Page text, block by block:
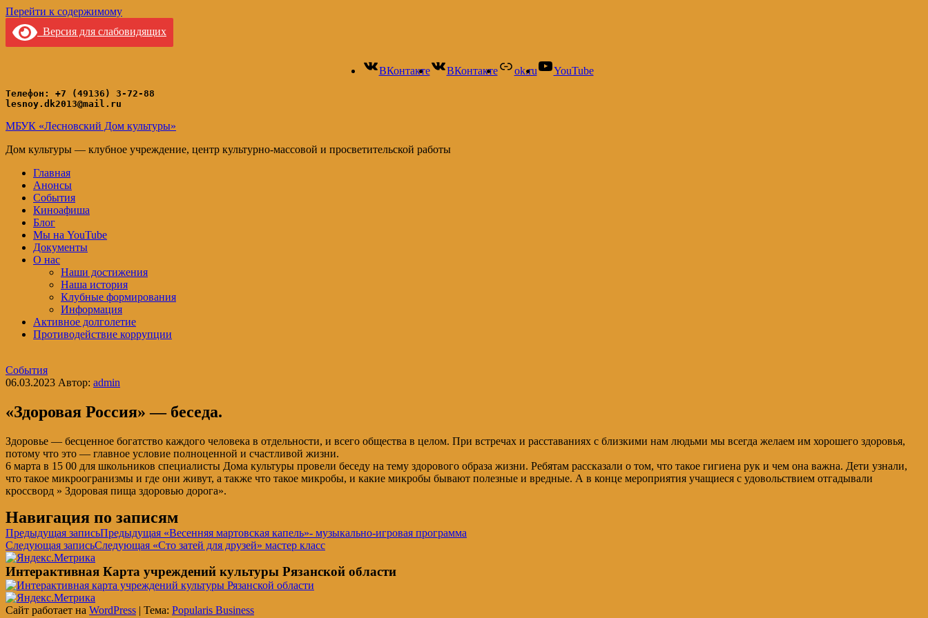
Перейти к содержимому
Версия для слабовидящих
ВКонтакте ВКонтакте ok.ru YouTube
Телефон: +7 (49136) 3-72-88
lesnoy.dk2013@mail.ru
МБУК «Лесновский Дом культуры»
Дом культуры — клубное учреждение, центр культурно-массовой и просветительской работы
Главная
Анонсы
События
Киноафиша
Блог
Мы на YouTube
Документы
О нас
Наши достижения
Наша история
Клубные формирования
Информация
Активное долголетие
Противодействие коррупции
События
06.03.2023 Автор: admin
«Здоровая Россия» — беседа.
Здоровье — бесценное богатство каждого человека в отдельности, и всего общества в целом. При встречах и расставаниях с близкими нам людьми мы всегда желаем им хорошего здоровья,
потому что это — главное условие полноценной и счастливой жизни.
6 марта в 15 00 для школьников специалисты Дома культуры провели беседу на тему здорового образа жизни. Ребятам рассказали о том, что такое гигиена рук и чем она важна. Дети узнали,
что такое микроогранизмы и где они живут, а также что такое микробы, и какие микробы бывают полезные и вредные. А в конце мероприятия учащиеся с удовольствием отгадывали
кроссворд » Здоровая пища здоровью дорога».
Навигация по записям
Предыдущая записьПредыдущая «Весенняя мартовская капель»- музыкально-игровая программа
Следующая записьСледующая «Сто затей для друзей» мастер класс
Интерактивная Карта учреждений культуры Рязанской области
Сайт работает на WordPress | Тема: Popularis Business